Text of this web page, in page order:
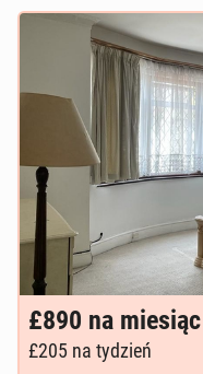
£890 na miesiąc
£205 na tydzień